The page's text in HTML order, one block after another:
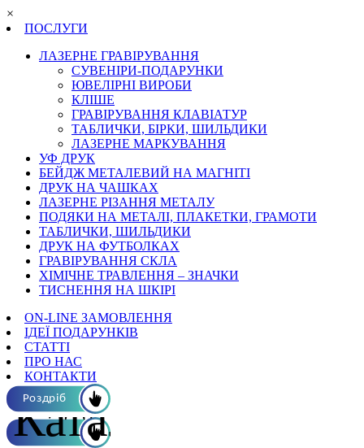
×
ПОСЛУГИ
ЛАЗЕРНЕ ГРАВІРУВАННЯ
СУВЕНІРИ-ПОДАРУНКИ
ЮВЕЛІРНІ ВИРОБИ
КЛІШЕ
ГРАВІРУВАННЯ КЛАВІАТУР
ТАБЛИЧКИ, БІРКИ, ШИЛЬДИКИ
ЛАЗЕРНЕ МАРКУВАННЯ
УФ ДРУК
БЕЙДЖ МЕТАЛЕВИЙ НА МАГНІТІ
ДРУК НА ЧАШКАХ
ЛАЗЕРНЕ РІЗАННЯ МЕТАЛУ
ПОДЯКИ НА МЕТАЛІ, ПЛАКЕТКИ, ГРАМОТИ
ТАБЛИЧКИ, ШИЛЬДИКИ
ДРУК НА ФУТБОЛКАХ
ГРАВІРУВАННЯ СКЛА
ХІМІЧНЕ ТРАВЛЕННЯ – ЗНАЧКИ
ТИСНЕННЯ НА ШКІРІ
ON-LINE ЗАМОВЛЕННЯ
ІДЕЇ ПОДАРУНКІВ
СТАТТІ
ПРО НАС
КОНТАКТИ
Роздріб
Каталог ОПТ